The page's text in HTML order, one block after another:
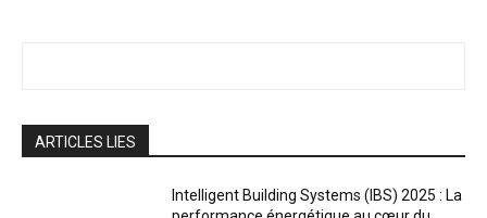
ARTICLES LIES
Intelligent Building Systems (IBS) 2025 : La